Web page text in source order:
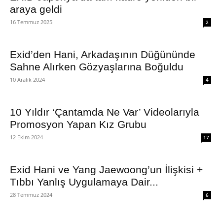
araya geldi
16 Temmuz 2025 2
Exid’den Hani, Arkadaşının Düğününde
Sahne Alırken Gözyaşlarına Boğuldu
10 Aralık 2024 4
10 Yıldır ‘Çantamda Ne Var’ Videolarıyla
Promosyon Yapan Kız Grubu
12 Ekim 2024 17
Exid Hani ve Yang Jaewoong’un İlişkisi +
Tıbbı Yanlış Uygulamaya Dair...
28 Temmuz 2024 6